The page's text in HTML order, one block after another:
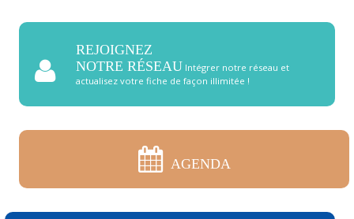
REJOIGNEZ
NOTRE RÉSEAU Intégrer notre réseau et
actualisez votre fiche de façon illimitée !
AGENDA